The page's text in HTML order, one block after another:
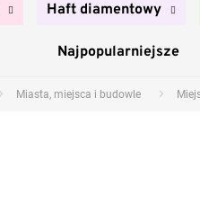
Haft diamentowy
Najpopularniejsze
Miasta, miejsca i budowle